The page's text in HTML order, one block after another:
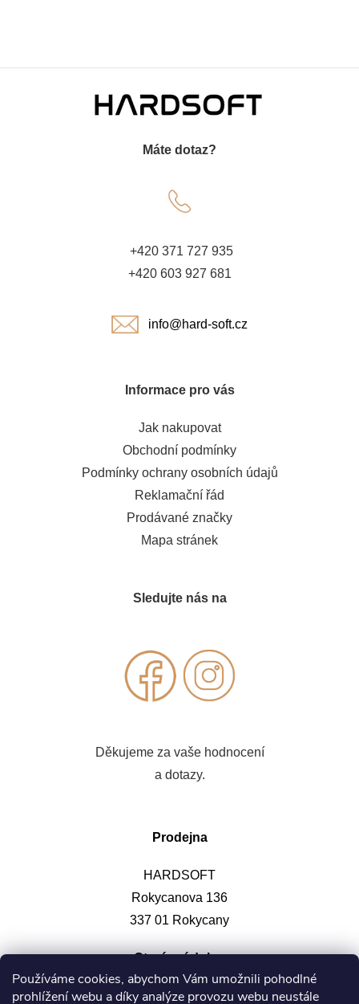
Používáme cookies, abychom Vám umožnili pohodlné
prohlížení webu a díky analýze provozu webu neustále
Máte dotaz?
+420 371 727 935
+420 603 927 681
info@hard-soft.cz
Informace pro vás
Jak nakupovat
Obchodní podmínky
Podmínky ochrany osobních údajů
Reklamační řád
Prodávané značky
Mapa stránek
Sledujte nás na
Děkujeme za vaše hodnocení
a dotazy.
Prodejna
HARDSOFT
Rokycanova 136
337 01 Rokycany
Otevírací doba: